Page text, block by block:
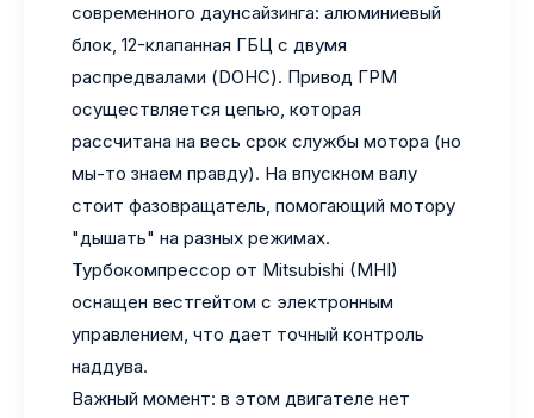
современного даунсайзинга: алюминиевый
блок, 12-клапанная ГБЦ с двумя
распредвалами (DOHC). Привод ГРМ
осуществляется цепью, которая
рассчитана на весь срок службы мотора (но
мы-то знаем правду). На впускном валу
стоит фазовращатель, помогающий мотору
"дышать" на разных режимах.
Турбокомпрессор от Mitsubishi (MHI)
оснащен вестгейтом с электронным
управлением, что дает точный контроль
наддува.
Важный момент: в этом двигателе нет